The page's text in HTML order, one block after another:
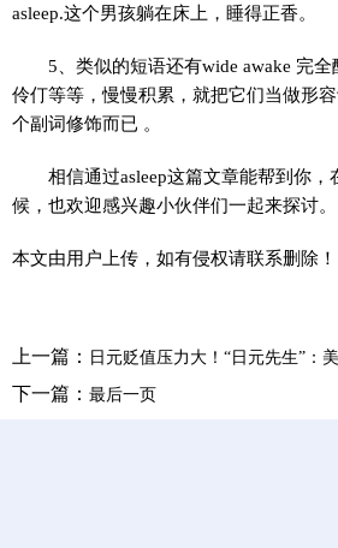
asleep.这个男孩躺在床上，睡得正香。
5、类似的短语还有wide awake 完
伶仃等等，慢慢积累，就把它们当做形
个副词修饰而已 。
相信通过asleep这篇文章能帮到你
候，也欢迎感兴趣小伙伴们一起来探讨。
本文由用户上传，如有侵权请联系删除！
上一篇： 日元贬值压力大！“日元先生”：美
下一篇： 最后一页